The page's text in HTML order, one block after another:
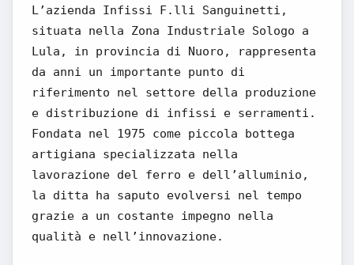
L’azienda Infissi F.lli Sanguinetti,
situata nella Zona Industriale Sologo a
Lula, in provincia di Nuoro, rappresenta
da anni un importante punto di
riferimento nel settore della produzione
e distribuzione di infissi e serramenti.
Fondata nel 1975 come piccola bottega
artigiana specializzata nella
lavorazione del ferro e dell’alluminio,
la ditta ha saputo evolversi nel tempo
grazie a un costante impegno nella
qualità e nell’innovazione.